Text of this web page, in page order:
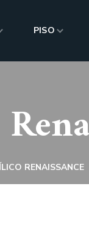
PISO
RENAISSANCE